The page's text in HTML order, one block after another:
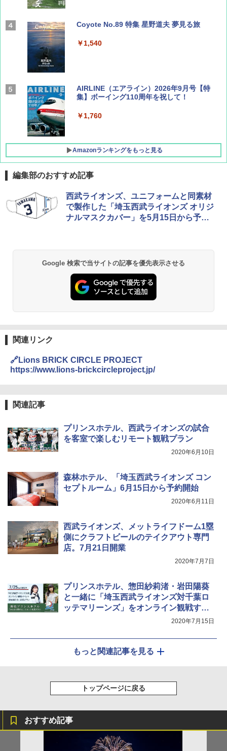
Coyote No.89 特集 星野道夫 夢見る旅
￥1,540
AIRLINE（エアライン）2026年9月号【特
集】ボーイング110周年を祝して！
￥1,760
Amazonランキングをもっと見る
D40 地球の歩き方 チェンマイ タイ北部の魅
力的な町 2026～2027 地球の歩き方D アジア
￥2,079
￥2,695
A09 地球の歩き方 イタリア 2026～2027 地
￥2,479
[キャンパーズコレクション 山善] ポップアッ
プテント 傘みたいに広げて畳める パッとサ
ッとサンシェード キューブ フルクローズ メ
ッシュ 簡単設置 ワンタッチテント キャンプ
PYKES PEAK (パイクスピーク) 着替えテン
ト プライバシー テント 【中が透けない】 1
人用 折りたたみ 防災グッズ 災害用トイレ ビ
ーチ ピクニック ポップアップテント 携帯 簡
ENDLESS BASE 《めざましテレビで紹介》
テント ワンタッチ RENEW 幅200 2-3人用 43
500002(88859)
広げるだけ パッとサッとテント ブラックコ
ーティング フルクローズ メッシュ 3-4人用
￥9,990
[キャンパーズコレクション 山善] 傘みたいに
イド ブラックコーティング フルクローズ メ
ッシュ 4人用 簡単設置 ポップアップテント P
ATCW-150B エクルベージュ
GRANDOOR ステンレス保冷剤 2個セット 2
026リニューアル 急速冷凍 空間倍増 衛生的
コンパクト 保冷力長持ち
-08EX カーキ ソロキャンプ ポリエステル フ
レーム ドーム型 テント
￥14,800
付き ヒグマ・イノシシ対策 自治体・教育機
関の購入実績 登山・キャンプ・アウトドア・
防災用品 長期保存可能 緊急時用 日本国内発
DEWEL パラソル 大型 ビーチ アウトドアパ
ラソル ガーデン サイトシート付 折りたたみ
￥6,459
着替えテント トイレテント 透けない【換気
コンパクト iimono117 (ブルー)
￥3,080
編集部のおすすめ記事
西武ライオンズ、ユニフォームと同素材
で製作した「埼玉西武ライオンズ オリジ
ナルマスクカバー」を5月15日から予約
Google 検索で当サイトの記事を優先表示させる
関連リンク
🔗Lions BRICK CIRCLE PROJECT
https://www.lions-brickcircleproject.jp/
関連記事
プリンスホテル、西武ライオンズの試合
を客室で楽しむリモート観戦プラン
2020年6月10日
森林ホテル、「埼玉西武ライオンズ コン
セプトルーム」6月15日から予約開始
2020年6月11日
西武ライオンズ、メットライフドーム1塁
側にクラフトビールのテイクアウト専門
店。7月21日開業
2020年7月7日
プリンスホテル、惣田紗莉渚・岩田陽葵
と一緒に「埼玉西武ライオンズ対千葉ロ
ッテマリーンズ」をオンライン観戦する
2020年7月15日
もっと関連記事を見る
トップページに戻る
おすすめ記事